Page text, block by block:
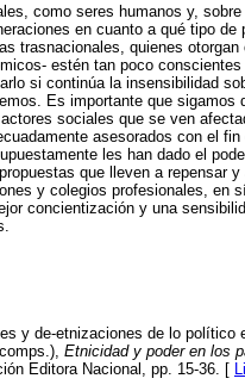
como seres humanos y,
en cuanto a qué tipo de
trasnacionales, quienes
estén tan poco
si continúa la insensibilidad
Es importante que sigamos
sociales que se ven
asesorados con el fin
les han dado el
que lleven a repensar y
y colegios profesionales, en
concientización y una
y de-etnizaciones de lo político
Etnicidad y poder en los
Editora Nacional, pp. 15-36. [